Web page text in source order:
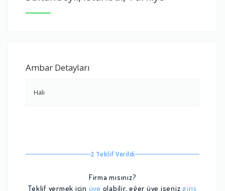
Ambar Detayları
Halı
2 Teklif Verildi
Firma mısınız?
Teklif vermek için üye olabilir, eğer üye iseniz giriş